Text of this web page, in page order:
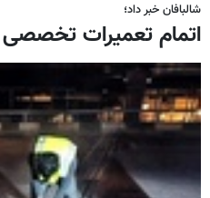
شالبافان خبر داد؛
اتمام تعمیرات تخصصی